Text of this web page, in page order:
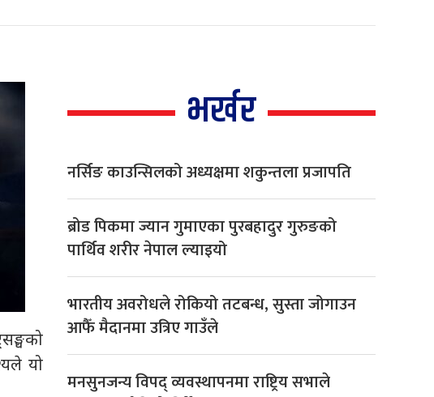
यो
भर्खर
नर्सिङ काउन्सिलको अध्यक्षमा शकुन्तला प्रजापति
ब्रोड पिकमा ज्यान गुमाएका पुरबहादुर गुरुङको
पार्थिव शरीर नेपाल ल्याइयो
भारतीय अवरोधले रोकियो तटबन्ध, सुस्ता जोगाउन
आफैँ मैदानमा उत्रिए गाउँले
मनसुनजन्य विपद् व्यवस्थापनमा राष्ट्रिय सभाले